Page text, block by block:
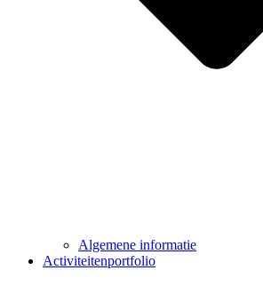
Algemene informatie
Activiteitenportfolio